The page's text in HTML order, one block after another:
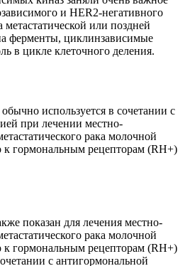
и HER2-негативного
или поздней
ферменты, циклинзависимые
в цикле клеточного деления.
используется в сочетании с
при лечении местно-
рака молочной
к гормональным рецепторам (RH+)
показан для лечения местно-
рака молочной
к гормональным рецепторам (RH+)
с антигормональной